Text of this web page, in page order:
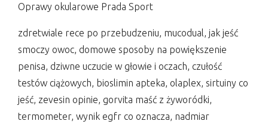
Oprawy okularowe Prada Sport
zdretwiale rece po przebudzeniu, mucodual, jak jeść
smoczy owoc, domowe sposoby na powiększenie
penisa, dziwne uczucie w głowie i oczach, czułość
testów ciążowych, bioslimin apteka, olaplex, sirtuiny co
jeść, zevesin opinie, gorvita maść z żyworódki,
termometer, wynik egfr co oznacza, nadmiar